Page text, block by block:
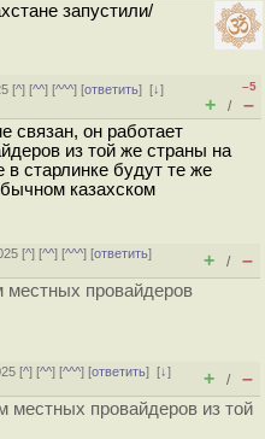
запустили/
[^] [^^] [^^^] [ответить][↓]
–5
+ / –
связан, он работает
из той же страны на
в старлинке будут те же
казахском
[^] [^^] [^^^] [ответить]
+ / –
местных провайдеров
[^] [^^] [^^^] [ответить][↓]
+ / –
местных провайдеров из той